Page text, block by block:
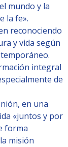
mundo y la
la fe».
reconociendo
y vida según
integral
de
en una
«juntos y por
forma
misión